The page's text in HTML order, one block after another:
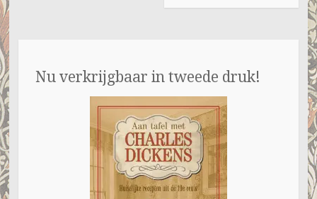
Nu verkrijgbaar in tweede druk!